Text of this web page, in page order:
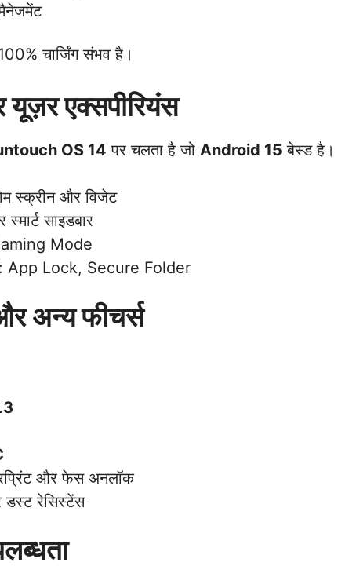
मैनेजमेंट
चार्जिंग संभव है।
एक्सपीरियंस
OS 14 पर चलता है जो Android 15 बेस्ड है।
स्क्रीन और विजेट
साइडबार
Mode
App Lock, Secure Folder
अन्य फीचर्स
और फेस अनलॉक
डस्ट रेसिस्टेंस